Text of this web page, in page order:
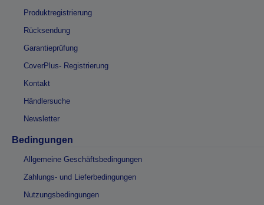
Produktregistrierung
Rücksendung
Garantieprüfung
CoverPlus- Registrierung
Kontakt
Händlersuche
Newsletter
Bedingungen
Allgemeine Geschäftsbedingungen
Zahlungs- und Lieferbedingungen
Nutzungsbedingungen